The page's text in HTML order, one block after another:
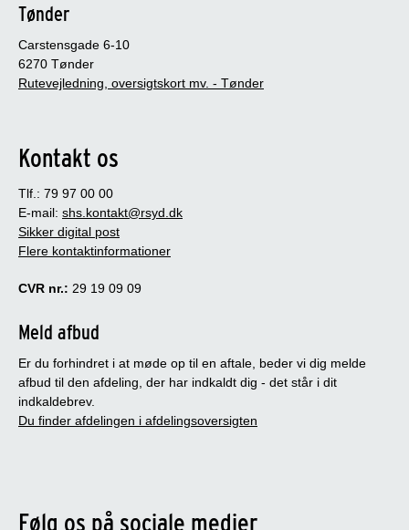
Tønder
Carstensgade 6-10
6270 Tønder
Rutevejledning, oversigtskort mv. - Tønder
Kontakt os
Tlf.: 79 97 00 00
E-mail: shs.kontakt@rsyd.dk
Sikker digital post
Flere kontaktinformationer
CVR nr.: 29 19 09 09
Meld afbud
Er du forhindret i at møde op til en aftale, beder vi dig melde
afbud til den afdeling, der har indkaldt dig - det står i dit
indkaldebrev.
Du finder afdelingen i afdelingsoversigten
Følg os på sociale medier